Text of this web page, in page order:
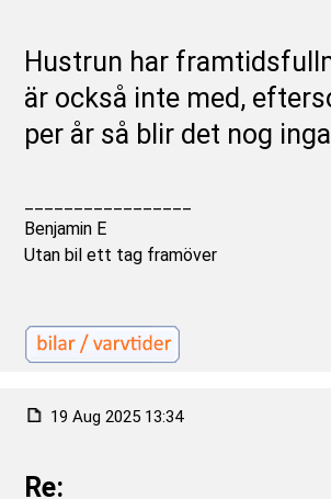
Hustrun har
är också inte med,
per år så blir det nog
Benjamin E
Utan bil ett tag framöver
19 Aug 2025 13:34
Re: